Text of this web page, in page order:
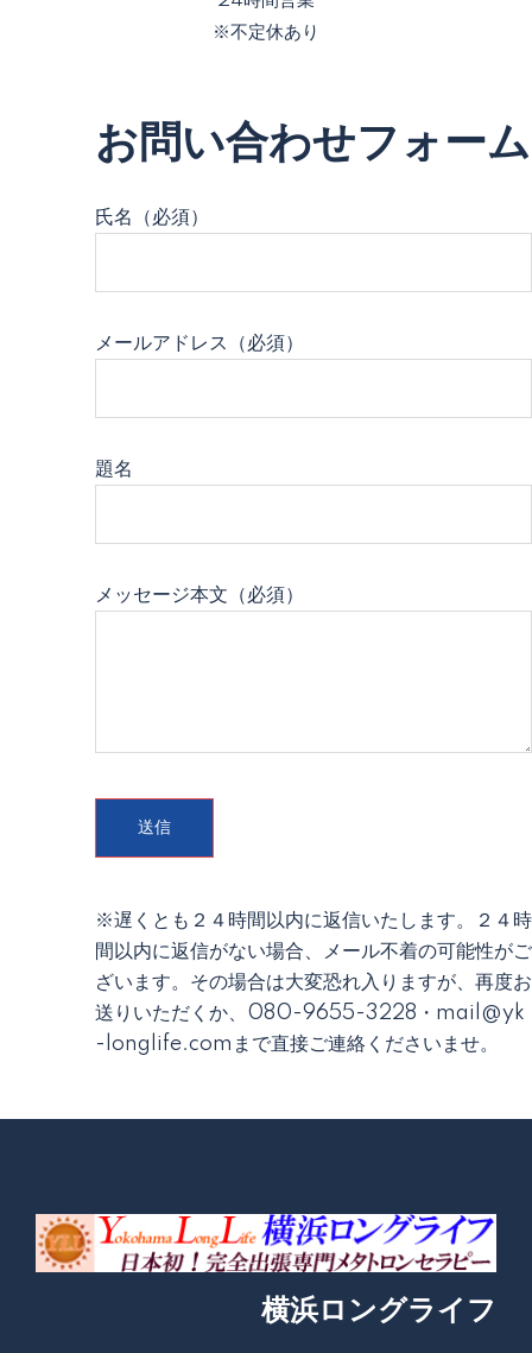
※不定休あり
お問い合わせフォーム
氏名（必須）
メールアドレス（必須）
題名
メッセージ本文（必須）
※遅くとも２４時間以内に返信いたします。２４時
間以内に返信がない場合、メール不着の可能性がご
ざいます。その場合は大変恐れ入りますが、再度お
送りいただくか、080-9655-3228・mail@yk
-longlife.comまで直接ご連絡くださいませ。
横浜ロングライフ